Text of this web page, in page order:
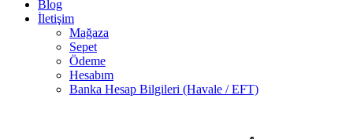
Blog
İletişim
Mağaza
Sepet
Ödeme
Hesabım
Banka Hesap Bilgileri (Havale / EFT)